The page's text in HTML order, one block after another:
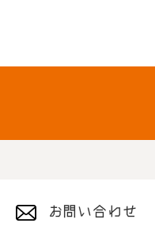
お問い合わせ